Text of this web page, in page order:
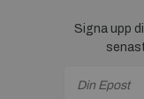
Signa upp